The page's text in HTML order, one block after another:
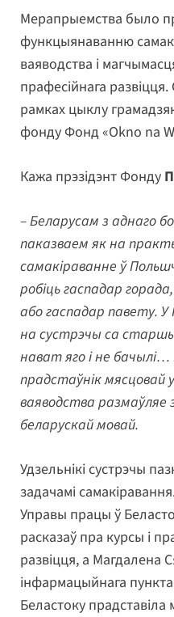
Мерапрыемства было
функцыянаванню
ваяводства і
прафесійнага развіцця.
рамках цыклу
фонду Фонд «Okno na
Кажа прэзідэнт Фонду
– Беларусам з аднаго
паказваем як на
самакіраванне ў
робіць гаспадар
або гаспадар павету. У
на сустрэчы са
нават яго і не бачылі…
прадстаўнік мясцовай
ваяводства размаўляе
беларускай мовай.
Удзельнікі сустрэчы
задачамі
Управы працы ў
расказаў пра курсы і
развіцця, а Магдалена
інфармацыйнага
Беластоку